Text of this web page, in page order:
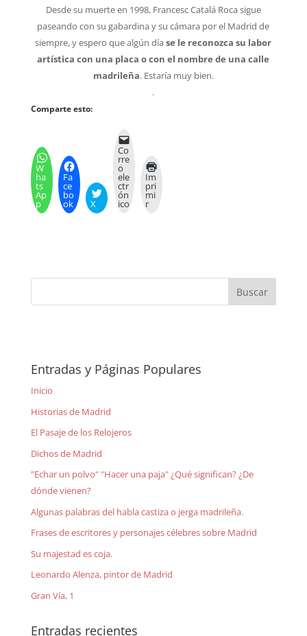
Desde su muerte en 1998, Francesc Catalá Roca sigue
paseando con su gabardina y su cámara por el Madrid de
siempre, y espero que algún díase le reconozca su labor
artística con una placa o con el nombre de una calle
madrileña. Estaría muy bien.
.
Comparte esto:
W
ha
ts
Ap
p
Fa
ce
bo
ok X
Co
rre
o
ele
ctr
ón
ico
Im
pri
mi
r
Entradas y Páginas Populares
Inicio
Historias de Madrid
El Pasaje de los Relojeros
Dichos de Madrid
"Echar un polvo" "Hacer una paja" ¿Qué significan? ¿De
dónde vienen?
Algunas palabras del habla castiza o jerga madrileña.
Frases de escritores y personajes célebres sobre Madrid
Su majestad es coja.
Leonardo Alenza, pintor de Madrid
Gran Vía, 1
Entradas recientes